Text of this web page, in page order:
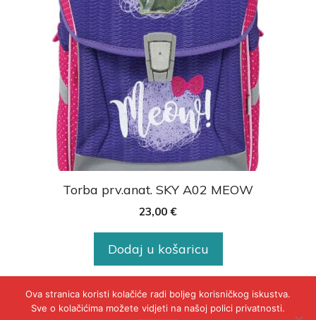
Torba prv.anat. SKY A02 MEOW
23,00 €
Dodaj u košaricu
Ova stranica koristi kolačiće radi boljeg korisničkog iskustva.
Sve o kolačićima možete vidjeti na našoj polici privatnosti.